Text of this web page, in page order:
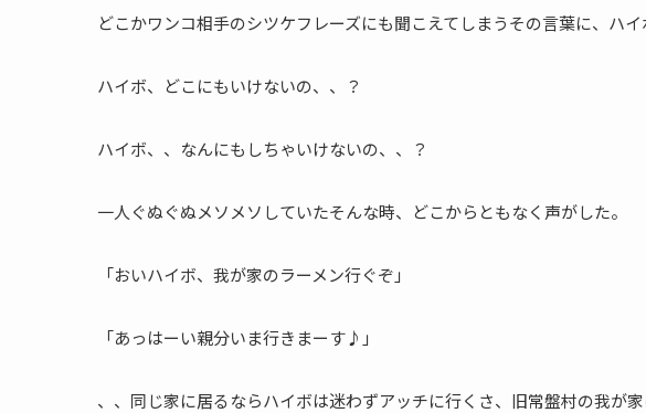
どこかワンコ相手のシツケフレーズにも聞こえてしまうその言葉に、ハ
ハイボ、どこにもいけないの、、？
ハイボ、、なんにもしちゃいけないの、、？
一人ぐぬぐぬメソメソしていたそんな時、どこからともなく声がした。
「おいハイボ、我が家のラーメン行ぐぞ」
「あっはーい親分いま行きまーす♪」
、、同じ家に居るならハイボは迷わずアッチに行くさ、旧常盤村の我が